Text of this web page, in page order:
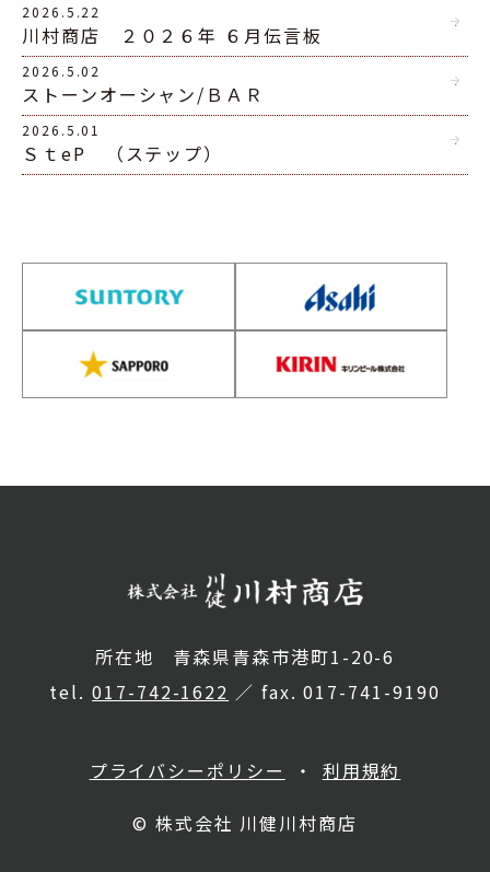
2026.5.22
川村商店 ２０２６年 ６月伝言板
2026.5.02
ストーンオーシャン/ＢＡＲ
2026.5.01
ＳｔeP （ステップ）
所在地 青森県青森市港町1-20-6
tel.017-742-1622 ／ fax. 017-741-9190
プライバシーポリシー
利用規約
© 株式会社 川健川村商店